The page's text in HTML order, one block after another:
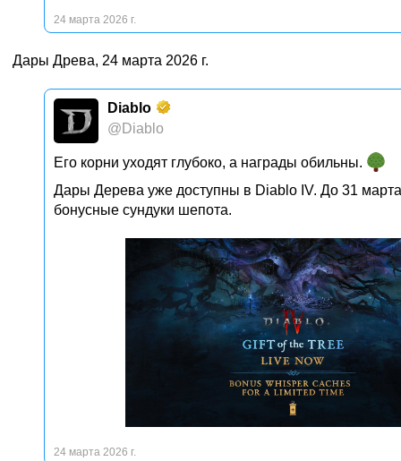
24 марта 2026 г.
Дары Древа, 24 марта 2026 г.
Diablo
@Diablo
Его корни уходят глубоко, а награды обильны.
Дары Дерева уже доступны в Diablo IV. До 31
бонусные сундуки шепота.
24 марта 2026 г.